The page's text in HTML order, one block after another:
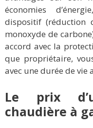
économies
dispositif (réduction
monoxyde de
accord avec la
que propriétaire,
avec une durée de vie
Le prix
chaudière à